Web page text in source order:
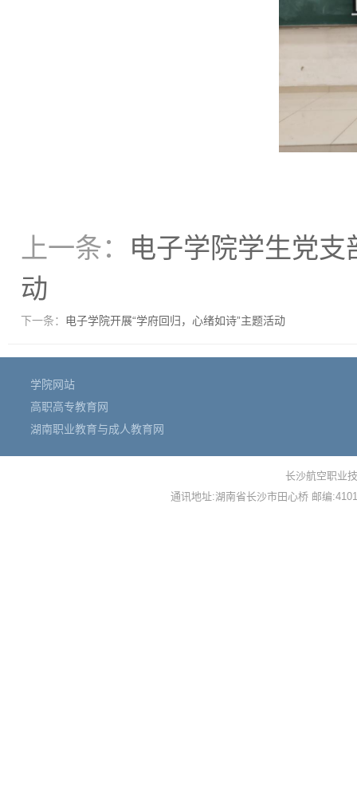
上一条：
电子学院学生党支
动
下一条： 电子学院开展“学府回归，心绪如诗”主题活动
学院网站
高职高专教育网
湖南职业教育与成人教育网
长沙航空职业
通讯地址:湖南省长沙市田心桥 邮编